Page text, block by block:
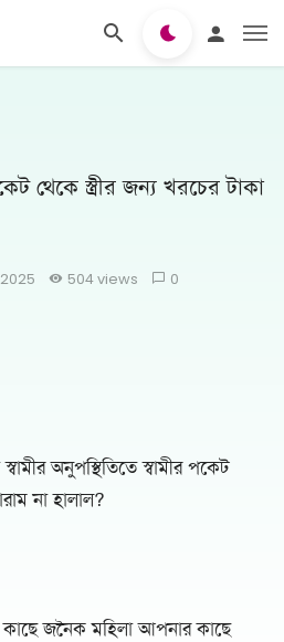
থেকে স্ত্রীর জন্য খরচের টাকা
504 views 0
অনুপস্থিতিতে স্বামীর পকেট
না হালাল?
জনৈক মহিলা আপনার কাছে